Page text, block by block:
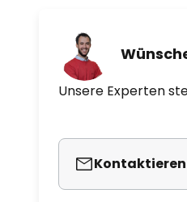
Unsere Experten
Kontaktieren